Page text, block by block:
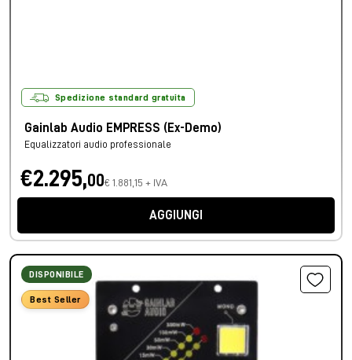
Spedizione standard gratuita
Gainlab Audio EMPRESS (Ex-Demo)
Equalizzatori audio professionale
€2.295,00€ 1.881,15 + IVA
AGGIUNGI
DISPONIBILE
Best Seller